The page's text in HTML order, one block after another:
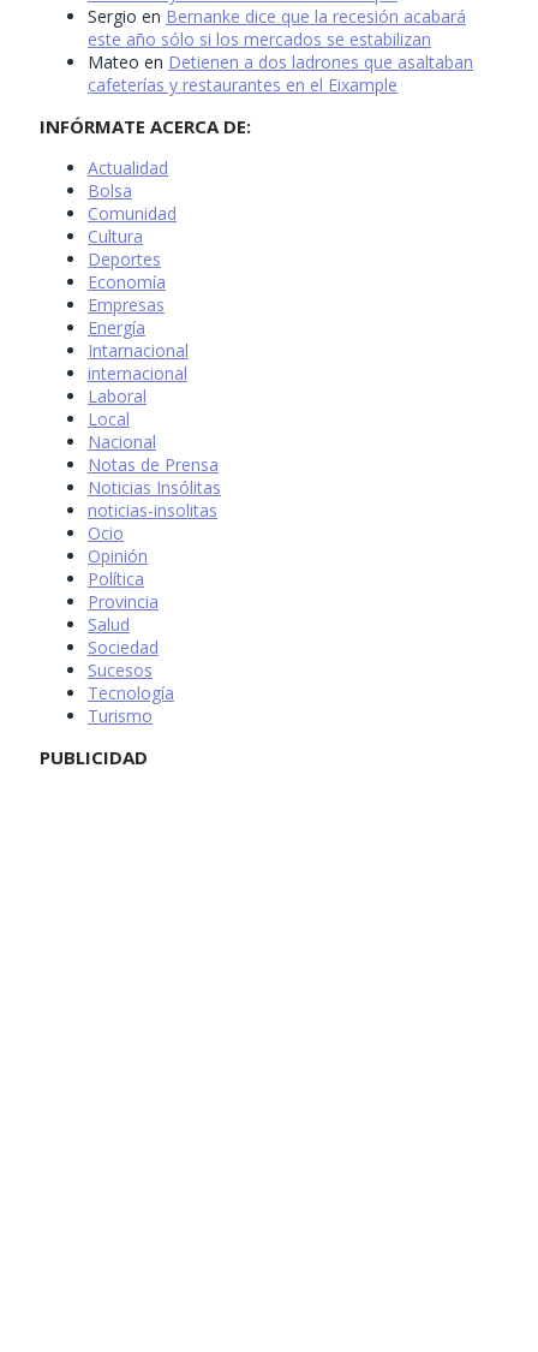
Sergio en Bernanke dice que la recesión acabará
este año sólo si los mercados se estabilizan
Mateo en Detienen a dos ladrones que asaltaban
cafeterías y restaurantes en el Eixample
INFÓRMATE ACERCA DE:
Actualidad
Bolsa
Comunidad
Cultura
Deportes
Economía
Empresas
Energía
Intarnacional
internacional
Laboral
Local
Nacional
Notas de Prensa
Noticias Insólitas
noticias-insolitas
Ocio
Opinión
Política
Provincia
Salud
Sociedad
Sucesos
Tecnología
Turismo
PUBLICIDAD